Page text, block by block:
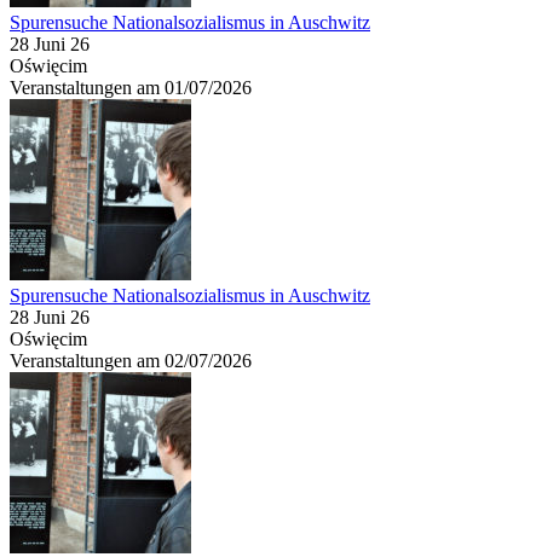
Spurensuche Nationalsozialismus in Auschwitz
28 Juni 26
Oświęcim
Veranstaltungen am 01/07/2026
Spurensuche Nationalsozialismus in Auschwitz
28 Juni 26
Oświęcim
Veranstaltungen am 02/07/2026